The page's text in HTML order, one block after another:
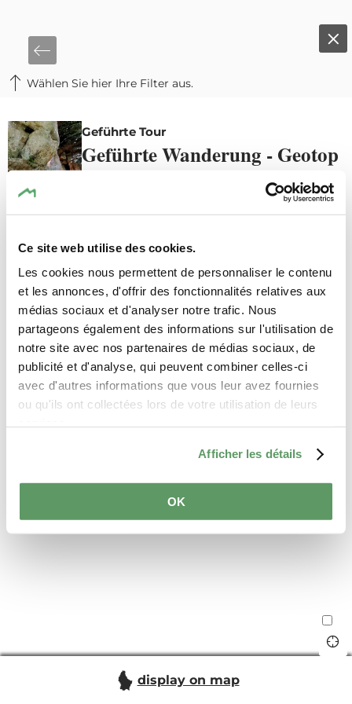
Ce site web utilise des cookies.
Les cookies nous permettent de personnaliser le contenu
et les annonces, d'offrir des fonctionnalités relatives aux
médias sociaux et d'analyser notre trafic. Nous
partageons également des informations sur l'utilisation de
notre site avec nos partenaires de médias sociaux, de
publicité et d'analyse, qui peuvent combiner celles-ci
avec d'autres informations que vous leur avez fournies
ou qu'ils ont collectées lors de votre utilisation de leurs
Afficher les détails
OK
Wählen Sie hier Ihre Filter aus.
©ORT MPSL Geführte Tour
Geführte Wanderung - Geotop
display on map